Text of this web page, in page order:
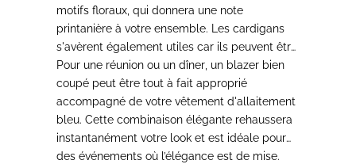
motifs floraux, qui donnera une note
printanière à votre ensemble. Les cardigans
s'avèrent également utiles car ils peuvent être
retirés facilement lorsque nécessaire.
Pour une réunion ou un dîner, un blazer bien
coupé peut être tout à fait approprié
accompagné de votre vêtement d'allaitement
bleu. Cette combinaison élégante rehaussera
instantanément votre look et est idéale pour
des événements où l’élégance est de mise.